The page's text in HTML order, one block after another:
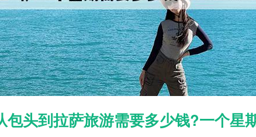
包头到拉萨旅游需要多少钱?一个星